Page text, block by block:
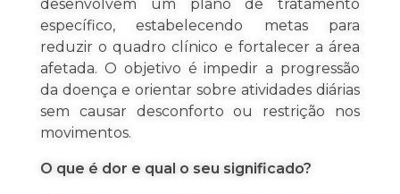
desenvolvem um plano de tratamento
específico, estabelecendo metas para
reduzir o quadro clínico e fortalecer a área
afetada. O objetivo é impedir a progressão
da doença e orientar sobre atividades diárias
sem causar desconforto ou restrição nos
movimentos.
O que é dor e qual o seu significado?